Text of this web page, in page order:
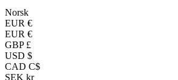
Norsk
EUR €
EUR €
GBP £
USD $
CAD C$
SEK kr